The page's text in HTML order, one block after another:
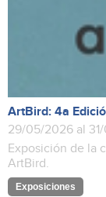
ArtBird: 4a
29/05/2026 al
Exposición de la
ArtBird.
Exposiciones